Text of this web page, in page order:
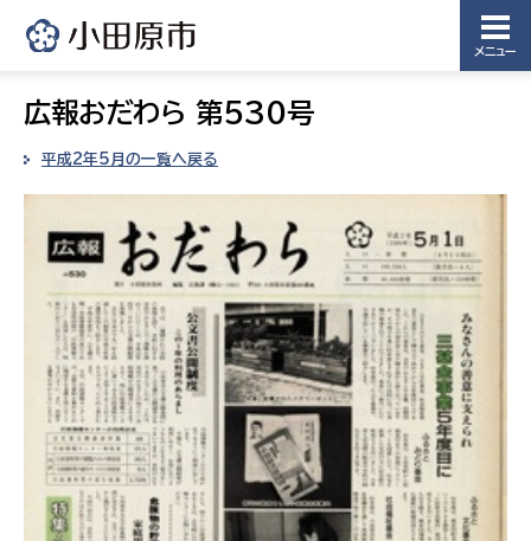
メニュー
広報おだわら 第530号
平成2年5月の一覧へ戻る